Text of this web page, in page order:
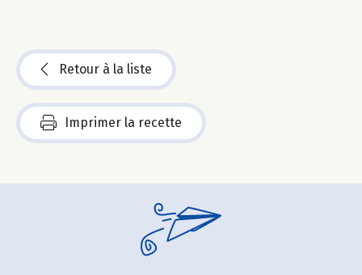
Retour à la liste
Imprimer la recette